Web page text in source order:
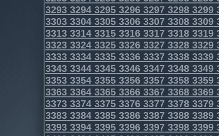
3293329432953296329732983299
3303330433053306330733083309
3313331433153316331733183319
3323332433253326332733283329
3333333433353336333733383339
3343334433453346334733483349
3353335433553356335733583359
3363336433653366336733683369
3373337433753376337733783379
3383338433853386338733883389
3393339433953396339733983399